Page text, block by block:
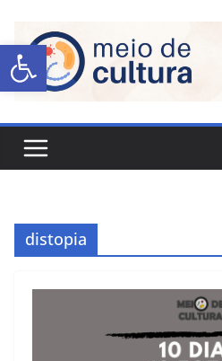
Abrir a barra
distopia